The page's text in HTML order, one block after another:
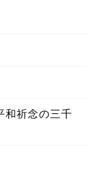
和祈念の三千